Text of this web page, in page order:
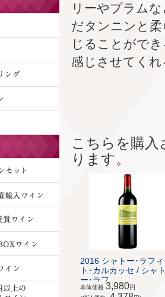
リーやプラム
だタンニンと
じることがで
感じさせてく
こちらを購
ります。
2016 シャトー･ラフ
ト･カルカッセ / シャ
ー･ラフ...
本体価格 3,980円